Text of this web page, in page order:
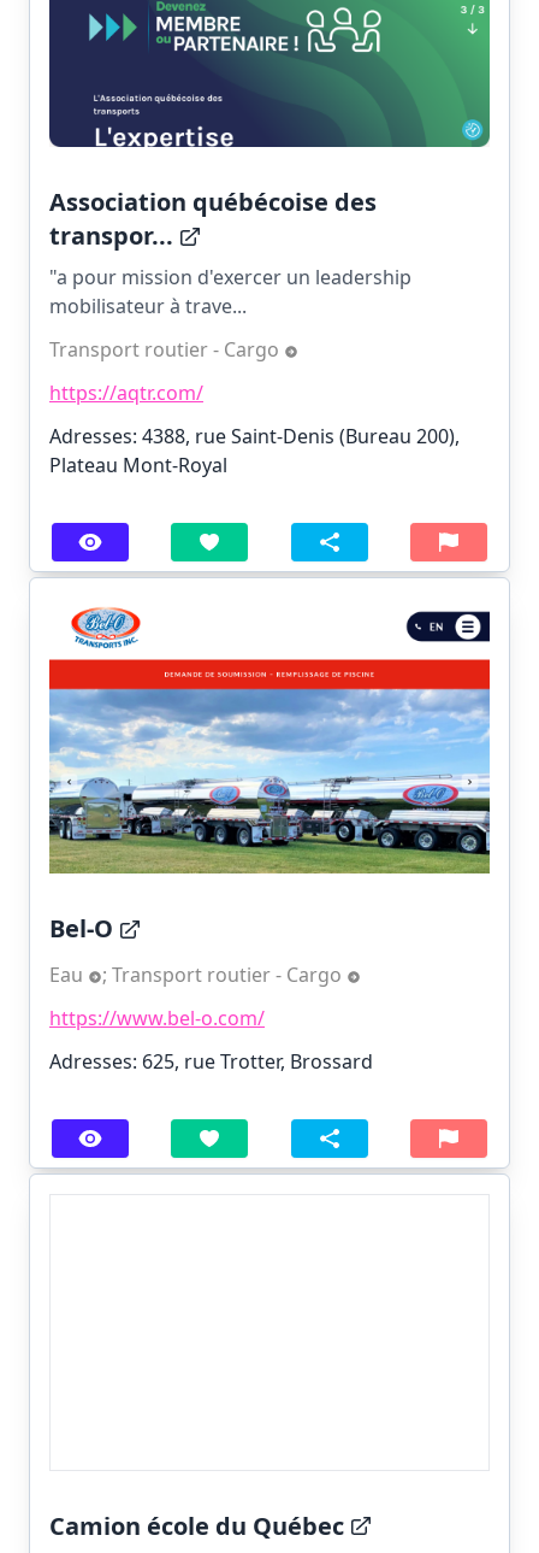
Association québécoise des
transpor...
"a pour mission d'exercer un leadership
mobilisateur à trave...
Transport routier - Cargo
https://aqtr.com/
Adresses: 4388, rue Saint-Denis (Bureau 200),
Plateau Mont-Royal
Bel-O
Eau ; Transport routier - Cargo
https://www.bel-o.com/
Adresses: 625, rue Trotter, Brossard
Camion école du Québec